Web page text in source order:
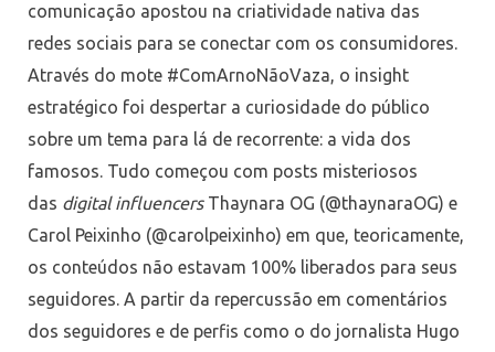
comunicação apostou na criatividade nativa das
redes sociais para se conectar com os consumidores.
Através do mote #ComArnoNãoVaza, o insight
estratégico foi despertar a curiosidade do público
sobre um tema para lá de recorrente: a vida dos
famosos. Tudo começou com posts misteriosos
das digital influencersThaynara OG (@thaynaraOG) e
Carol Peixinho (@carolpeixinho) em que, teoricamente,
os conteúdos não estavam 100% liberados para seus
seguidores. A partir da repercussão em comentários
dos seguidores e de perfis como o do jornalista Hugo